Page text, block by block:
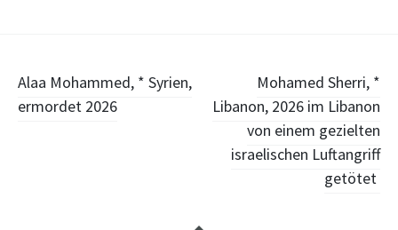
Post
navigation
Alaa Mohammed, * Syrien,
ermordet 2026
Mohamed Sherri, *
Libanon, 2026 im Libanon
von einem gezielten
israelischen Luftangriff
getötet